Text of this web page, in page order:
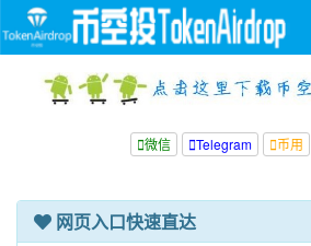
微信 Telegram 币用
网页入口快速直达